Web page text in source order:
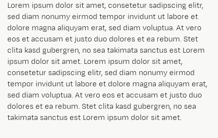
Lorem ipsum dolor sit amet, consetetur sadipscing elitr,
sed diam nonumy eirmod tempor invidunt ut labore et
dolore magna aliquyam erat, sed diam voluptua. At vero
eos et accusam et justo duo dolores et ea rebum. Stet
clita kasd gubergren, no sea takimata sanctus est Lorem
ipsum dolor sit amet. Lorem ipsum dolor sit amet,
consetetur sadipscing elitr, sed diam nonumy eirmod
tempor invidunt ut labore et dolore magna aliquyam erat,
sed diam voluptua. At vero eos et accusam et justo duo
dolores et ea rebum. Stet clita kasd gubergren, no sea
takimata sanctus est Lorem ipsum dolor sit amet.